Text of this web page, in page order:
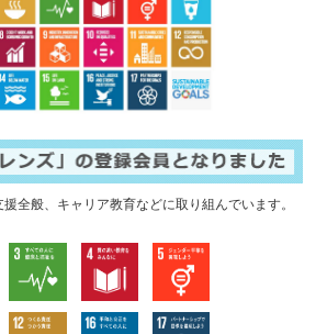
全般、キャリア教育などに取り組んでいます。